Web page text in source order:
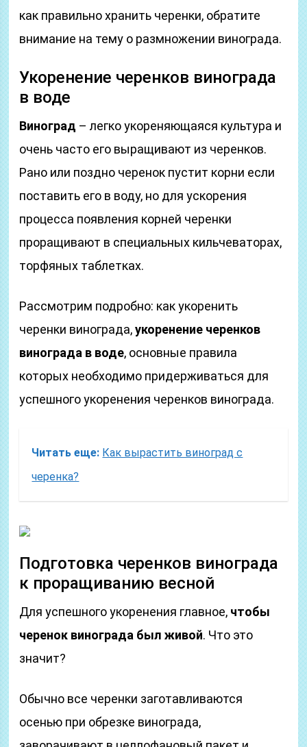
как правильно хранить черенки, обратите
внимание на тему о размножении винограда.
Укоренение черенков винограда
в воде
Виноград – легко укореняющаяся культура и
очень часто его выращивают из черенков.
Рано или поздно черенок пустит корни если
поставить его в воду, но для ускорения
процесса появления корней черенки
проращивают в специальных кильчеваторах,
торфяных таблетках.
Рассмотрим подробно: как укоренить
черенки винограда,укоренение черенков
винограда в воде, основные правила
которых необходимо придерживаться для
успешного укоренения черенков винограда.
Читать еще: Как вырастить виноград с
черенка?
Подготовка черенков винограда
к проращиванию весной
Для успешного укоренения главное, чтобы
черенок винограда был живой. Что это
значит?
Обычно все черенки заготавливаются
осенью при обрезке винограда,